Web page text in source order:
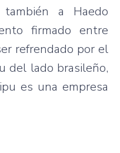
a Haedo
firmado entre
refrendado por el
del lado brasileño,
es una empresa